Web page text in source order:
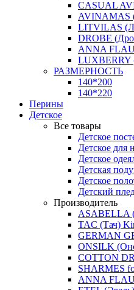
CASUAL
AVINAMAS
LITVILAS
DROBE
ANNA
LUXBERRY
РАЗМЕРНОСТЬ
140*200
140*220
Перины
Детское
Все товары
Детское
Детское для
Детское
Детская
Детское
Детский
Производитель
ASABELLA
TAC (Тач)
GERMAN
ONSILK
COTTON
SHARMES
ANNA